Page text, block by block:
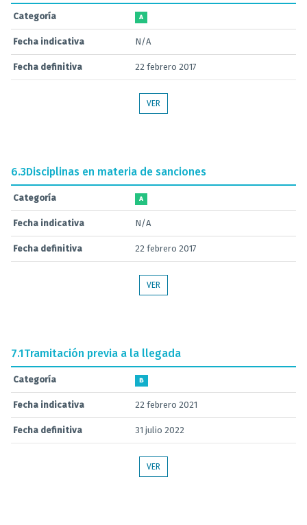
Categoría A
Fecha indicativa N/A
Fecha definitiva 22 febrero 2017
VER
6.3Disciplinas en materia de sanciones
Categoría A
Fecha indicativa N/A
Fecha definitiva 22 febrero 2017
VER
7.1Tramitación previa a la llegada
Categoría B
Fecha indicativa 22 febrero 2021
Fecha definitiva 31 julio 2022
VER